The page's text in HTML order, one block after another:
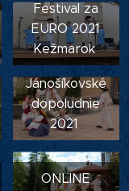
Festival za
EURO 2021
Kežmarok
Jánošíkovské
dopoludnie
2021
ONLINE